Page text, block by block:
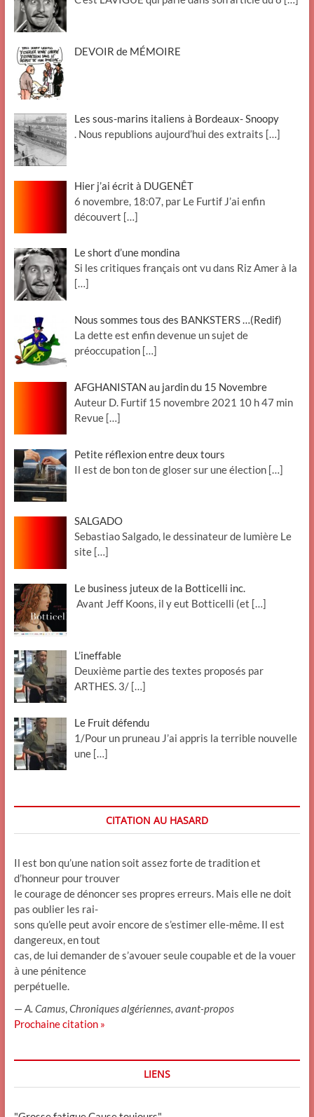
DEVOIR de MÉMOIRE
Les sous-marins italiens à Bordeaux- Snoopy
. Nous republions aujourd’hui des extraits […]
Hier j’ai écrit à DUGENÊT
6 novembre, 18:07, par Le Furtif J’ai enfin
découvert […]
Le short d’une mondina
Si les critiques français ont vu dans Riz Amer à la
[…]
Nous sommes tous des BANKSTERS …(Redif)
La dette est enfin devenue un sujet de
préoccupation […]
AFGHANISTAN au jardin du 15 Novembre
Auteur D. Furtif 15 novembre 2021 10 h 47 min
Revue […]
Petite réflexion entre deux tours
Il est de bon ton de gloser sur une élection […]
SALGADO
Sebastiao Salgado, le dessinateur de lumière Le
site […]
Le business juteux de la Botticelli inc.
Avant Jeff Koons, il y eut Botticelli (et […]
L’ineffable
Deuxième partie des textes proposés par
ARTHES. 3/ […]
Le Fruit défendu
1/Pour un pruneau J’ai appris la terrible nouvelle
une […]
CITATION AU HASARD
Il est bon qu’une nation soit assez forte de tradition et
d’honneur pour trouver
le courage de dénoncer ses propres erreurs. Mais elle ne doit
pas oublier les rai-
sons qu’elle peut avoir encore de s’estimer elle-même. Il est
dangereux, en tout
cas, de lui demander de s’avouer seule coupable et de la vouer
à une pénitence
perpétuelle.
—A. Camus,Chroniques algériennes, avant-propos
Prochaine citation »
LIENS